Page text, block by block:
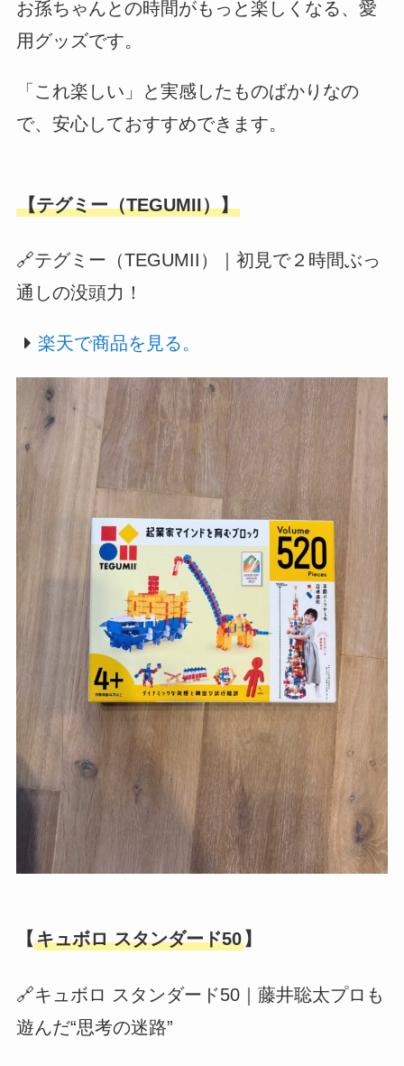
お孫ちゃんとの時間がもっと楽しくなる、愛
用グッズです。
「これ楽しい」と実感したものばかりなの
で、安心しておすすめできます。
【テグミー（TEGUMII）】
🔗テグミー（TEGUMII）｜初見で２時間ぶっ
通しの没頭力！
楽天で商品を見る。
【 キュボロ スタンダード50】
🔗キュボロ スタンダード50｜藤井聡太プロも
遊んだ“思考の迷路”